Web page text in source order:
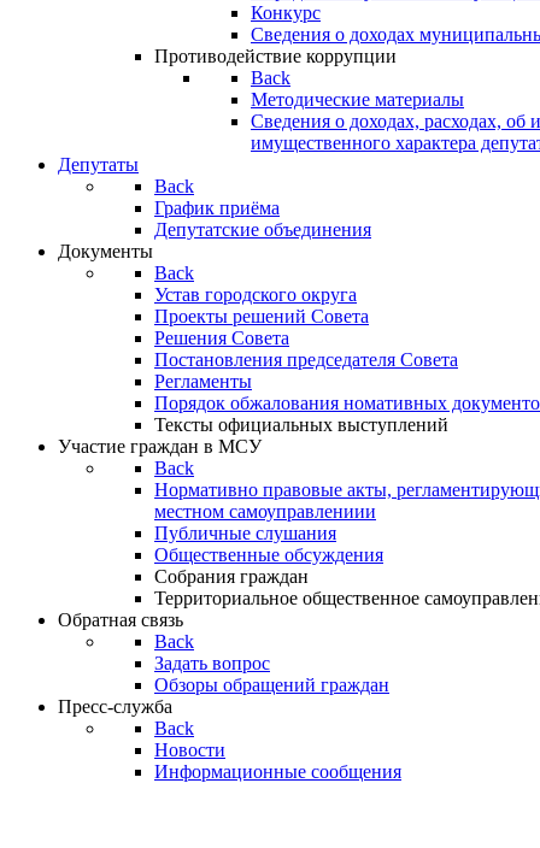
Конкурс
Сведения о доходах
Противодействие коррупции
Back
Методические материалы
Сведения о доходах, расходах, об
имущественного характера
Депутаты
Back
График приёма
Депутатские объединения
Документы
Back
Устав городского округа
Проекты решений Совета
Решения Совета
Постановления председателя Совета
Регламенты
Порядок обжалования номативных
Тексты официальных выступлений
Участие граждан в МСУ
Back
Нормативно правовые акты,
местном самоуправлениии
Публичные слушания
Общественные обсуждения
Собрания граждан
Территориальное общественное
Обратная связь
Back
Задать вопрос
Обзоры обращений граждан
Пресс-служба
Back
Новости
Информационные сообщения